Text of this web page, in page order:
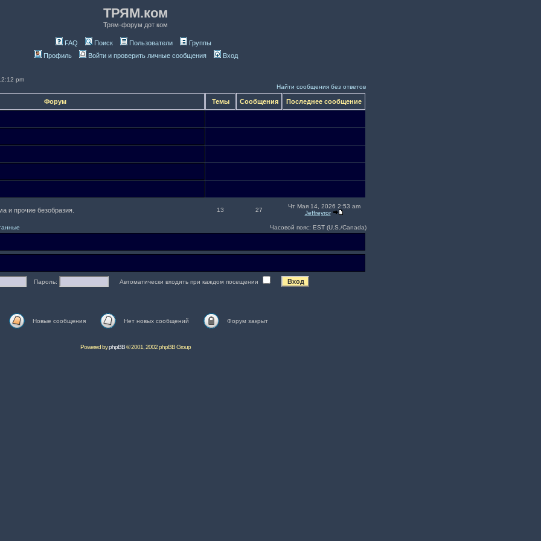
ТРЯМ.ком
Трям-форум дот ком
FAQ Поиск Пользователи
Группы
Профиль
Войти и проверить личные сообщения Вход
pm
Найти сообщения без ответов
Форум Темы Сообщения Последнее сообщение
и прочие безобразия. 13 27
Чт Мая 14, 2026 2:53 am
Jeffreyror
Часовой пояс: EST (U.S./Canada)
Пароль: Автоматически входить при каждом посещении
Новые сообщения Нет новых сообщений Форум закрыт
Powered byphpBB© 2001, 2002 phpBB Group